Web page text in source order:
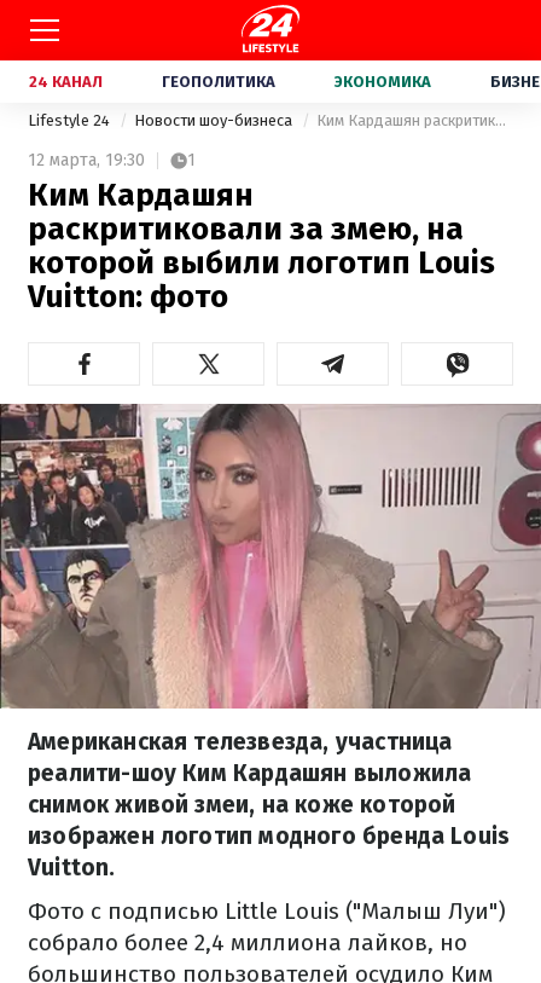
24 КАНАЛ ГЕОПОЛИТИКА ЭКОНОМИКА
Lifestyle 24 Новости шоу-бизнеса Ким Кардашян раскритиковали за змею, на которой выбили логотип Louis Vuitton: фото
12 марта, 19:30 1
Ким Кардашян
раскритиковали за змею, на
которой выбили логотип Louis
Vuitton: фото
Американская телезвезда, участница
реалити-шоу Ким Кардашян выложила
снимок живой змеи, на коже которой
изображен логотип модного бренда Louis
Vuitton.
Фото с подписью Little Louis ("Малыш Луи")
собрало более 2,4 миллиона лайков, но
большинство пользователей осудило Ким